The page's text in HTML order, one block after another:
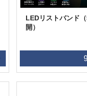
LEDリストバンド
開）